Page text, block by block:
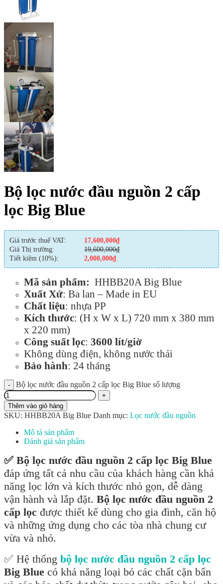
Bộ lọc nước đầu nguồn 2 cấp
lọc Big Blue
Giá trước thuế VAT: 17,600,000₫
Giá Thị trường:
19,600,000₫
Tiết kiệm (10%):
2,000,000₫
Mã sản phẩm: HHBB20A Big Blue
Xuất Xứ: Ba lan – Made in EU
Chất liệu: nhựa PP
Kích thước: (H x W x L) 720 mm x 380 mm
x 220 mm)
Công suất lọc: 3600 lít/giờ
Không dùng điện, không nước thải
Bảo hành: 24 tháng
Bộ lọc nước đầu nguồn 2 cấp lọc Big Blue số lượng
Thêm vào giỏ hàng
SKU: HHBB20A Big Blue Danh mục: Lọc nước đầu nguồn
Mô tả sản phẩm
Đánh giá sản phẩm
✅ Bộ lọc nước đầu nguồn 2 cấp lọc Big Blue
đáp ứng tất cả nhu cầu của khách hàng cần khả
năng lọc lớn và kích thước nhỏ gọn, dễ dàng
vận hành và lắp đặt. Bộ lọc nước đầu nguồn 2
cấp lọc được thiết kế dùng cho gia đình, căn hộ
và những ứng dụng cho các tòa nhà chung cư
vừa và nhỏ.
✅ Hệ thống bộ lọc nước đầu nguồn 2 cấp lọc
Big Blue có khả năng loại bỏ các chất cặn bẩn